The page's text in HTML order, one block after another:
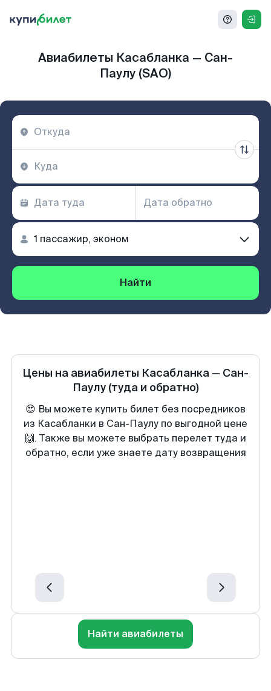
Авиабилеты Касабланка — Сан-
Паулу (SAO)
Найти
Цены на авиабилеты Касабланка — Сан-
Паулу (туда и обратно)
😍 Вы можете купить билет без посредников
из Касабланки в Сан-Паулу по выгодной цене
🙌. Также вы можете выбрать перелет туда и
обратно, если уже знаете дату возвращения
Найти авиабилеты